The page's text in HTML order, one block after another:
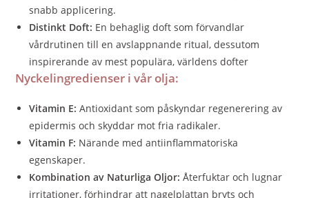
snabb applicering.
Distinkt Doft: En behaglig doft som förvandlar
vårdrutinen till en avslappnande ritual, dessutom
inspirerande av mest populära, världens dofter
Nyckelingredienser i vår olja:
Vitamin E: Antioxidant som påskyndar regenerering av
epidermis och skyddar mot fria radikaler.
Vitamin F: Närande med antiinflammatoriska
egenskaper.
Kombination av Naturliga Oljor: Återfuktar och lugnar
irritationer, förhindrar att nagelplattan bryts och